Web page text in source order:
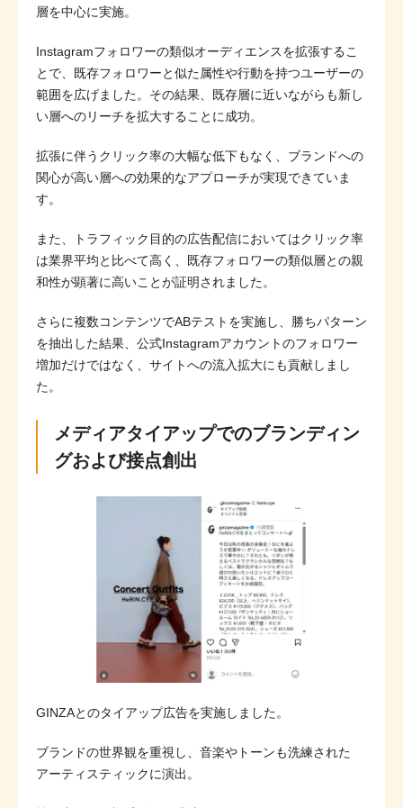
層を中心に実施。
Instagramフォロワーの類似オーディエンスを拡張するこ
とで、既存フォロワーと似た属性や行動を持つユーザーの
範囲を広げました。その結果、既存層に近いながらも新し
い層へのリーチを拡大することに成功。
拡張に伴うクリック率の大幅な低下もなく、ブランドへの
関心が高い層への効果的なアプローチが実現できていま
す。
また、トラフィック目的の広告配信においてはクリック率
は業界平均と比べて高く、既存フォロワーの類似層との親
和性が顕著に高いことが証明されました。
さらに複数コンテンツでABテストを実施し、勝ちパターン
を抽出した結果、公式Instagramアカウントのフォロワー
増加だけではなく、サイトへの流入拡大にも貢献しまし
た。
メディアタイアップでのブランディン
グおよび接点創出
GINZAとのタイアップ広告を実施しました。
ブランドの世界観を重視し、音楽やトーンも洗練された
アーティスティックに演出。